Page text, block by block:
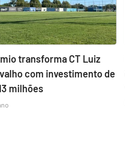
transforma CT Luiz
com investimento de
milhões